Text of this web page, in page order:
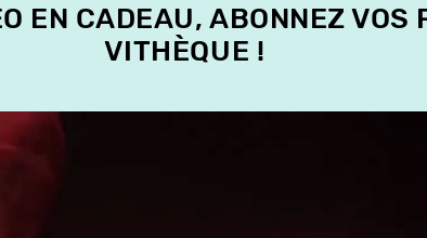
EN CADEAU, ABONNEZ VOS
VITHÈQUE !